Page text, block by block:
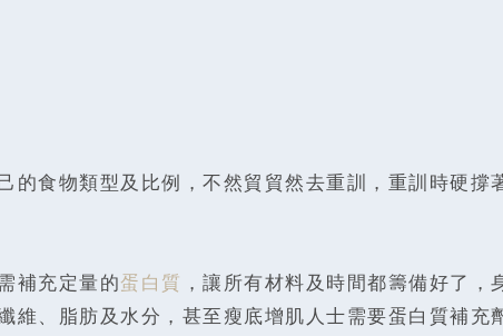
食物類型及比例，不然貿貿然去重訓，重訓時硬撐
補充定量的蛋白質 ，讓所有材料及時間都籌備好了，
、脂肪及水分，甚至瘦底增肌人士需要蛋白質補充